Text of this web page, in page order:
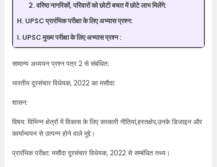
वरिष्ठ नागरिकों, परिवारों को छोटी बचत में छोटे लाभ मिलेंगे:
H. UPSC प्रारंभिक परीक्षा के लिए अभ्यास प्रश्न:
I. UPSC मुख्य परीक्षा के लिए अभ्यास प्रश्न :
सामान्य अध्ययन प्रश्न पत्र 2 से संबंधित:
भारतीय दूरसंचार विधेयक, 2022 का मसौदा:
शासन:
विषय: विभिन्न क्षेत्रों में विकास के लिए सरकारी नीतियां,हस्तक्षेप,उनके डिजाइन और
कार्यान्वयन से उत्पन्न होने वाले मुद्दे।
प्रारंभिक परीक्षा: मसौदा दूरसंचार विधेयक, 2022 से सम्बंधित तथ्य।